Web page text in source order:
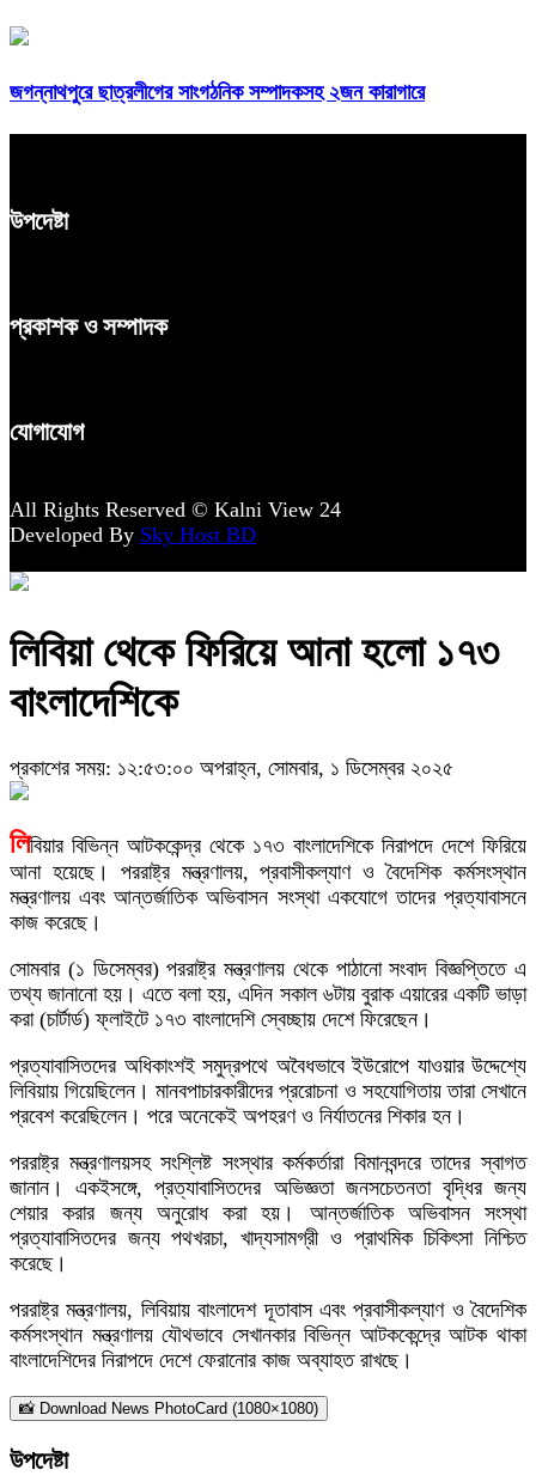
জগন্নাথপুরে ছাত্রলীগের সাংগঠনিক সম্পাদকসহ ২জন কারাগারে
উপদেষ্টা
প্রকাশক ও সম্পাদক
যোগাযোগ
All Rights Reserved © Kalni View 24
Developed By Sky Host BD
লিবিয়া থেকে ফিরিয়ে আনা হলো ১৭৩
বাংলাদেশিকে
প্রকাশের সময়: ১২:৫৩:০০ অপরাহ্ন, সোমবার, ১ ডিসেম্বর ২০২৫
লিবিয়ার বিভিন্ন আটককেন্দ্র থেকে ১৭৩ বাংলাদেশিকে নিরাপদে দেশে ফিরিয়ে
আনা হয়েছে। পররাষ্ট্র মন্ত্রণালয়, প্রবাসীকল্যাণ ও বৈদেশিক কর্মসংস্থান
মন্ত্রণালয় এবং আন্তর্জাতিক অভিবাসন সংস্থা একযোগে তাদের প্রত্যাবাসনে
কাজ করেছে।
সোমবার (১ ডিসেম্বর) পররাষ্ট্র মন্ত্রণালয় থেকে পাঠানো সংবাদ বিজ্ঞপ্তিতে এ
তথ্য জানানো হয়। এতে বলা হয়, এদিন সকাল ৬টায় বুরাক এয়ারের একটি ভাড়া
করা (চার্টার্ড) ফ্লাইটে ১৭৩ বাংলাদেশি স্বেচ্ছায় দেশে ফিরেছেন।
প্রত্যাবাসিতদের অধিকাংশই সমুদ্রপথে অবৈধভাবে ইউরোপে যাওয়ার উদ্দেশ্যে
লিবিয়ায় গিয়েছিলেন। মানবপাচারকারীদের প্ররোচনা ও সহযোগিতায় তারা সেখানে
প্রবেশ করেছিলেন। পরে অনেকেই অপহরণ ও নির্যাতনের শিকার হন।
পররাষ্ট্র মন্ত্রণালয়সহ সংশ্লিষ্ট সংস্থার কর্মকর্তারা বিমানবন্দরে তাদের স্বাগত
জানান। একইসঙ্গে, প্রত্যাবাসিতদের অভিজ্ঞতা জনসচেতনতা বৃদ্ধির জন্য
শেয়ার করার জন্য অনুরোধ করা হয়। আন্তর্জাতিক অভিবাসন সংস্থা
প্রত্যাবাসিতদের জন্য পথখরচা, খাদ্যসামগ্রী ও প্রাথমিক চিকিৎসা নিশ্চিত
করেছে।
পররাষ্ট্র মন্ত্রণালয়, লিবিয়ায় বাংলাদেশ দূতাবাস এবং প্রবাসীকল্যাণ ও বৈদেশিক
কর্মসংস্থান মন্ত্রণালয় যৌথভাবে সেখানকার বিভিন্ন আটককেন্দ্রে আটক থাকা
বাংলাদেশিদের নিরাপদে দেশে ফেরানোর কাজ অব্যাহত রাখছে।
📸 Download News PhotoCard (1080×1080)
উপদেষ্টা